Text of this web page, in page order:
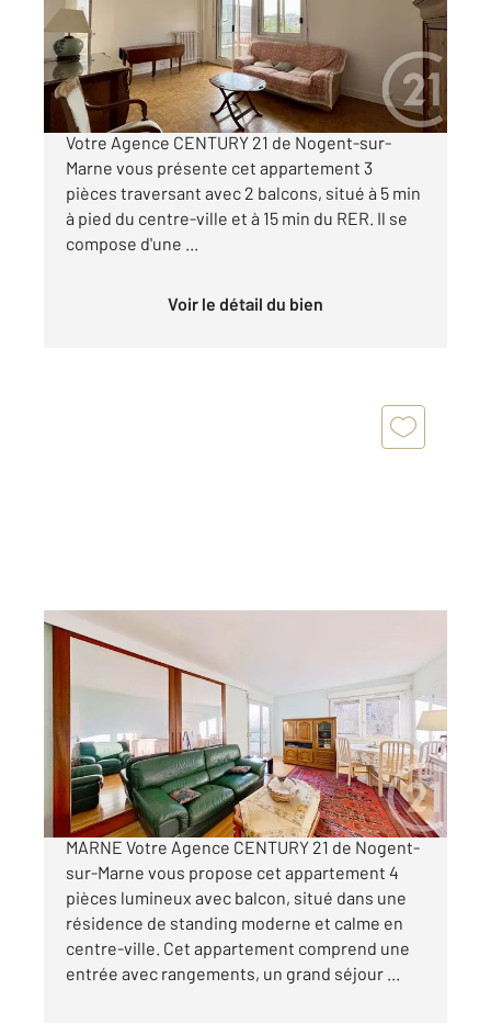
Appartement F3 à vendre
365 000 €
APPARTEMENT A VENDRE - EN EXCLUSIVITE !
Votre Agence CENTURY 21 de Nogent-sur-
Marne vous présente cet appartement 3
pièces traversant avec 2 balcons, situé à 5 min
à pied du centre-ville et à 15 min du RER. Il se
compose d'une ...
Voir le détail du bien
NOGENT SUR MARNE 94
84,78 m2, 4 pièces
Appartement F4 à vendre
449 500 €
APPARTEMENT A VENDRE - NOGENT-SUR-
MARNE Votre Agence CENTURY 21 de Nogent-
sur-Marne vous propose cet appartement 4
pièces lumineux avec balcon, situé dans une
résidence de standing moderne et calme en
centre-ville. Cet appartement comprend une
entrée avec rangements, un grand séjour ...